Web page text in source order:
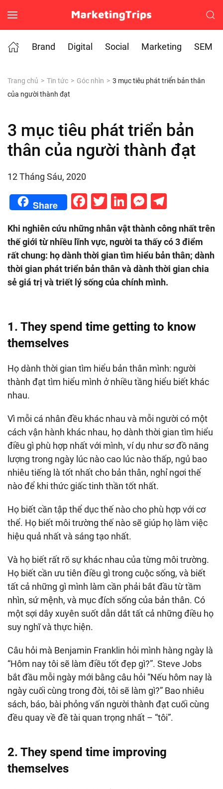
Skip to main content
Brand
Digital Social Marketing SEM
Trang chủ Tin tức Góc nhìn
3 mục tiêu phát triển bản thân
của người thành đạt
3 mục tiêu phát triển bản
thân của người thành đạt
12 Tháng Sáu, 2020
Share Facebook
Twitter
LinkedIn
Khi nghiên cứu những nhân vật thành công nhất trên
thế giới từ nhiều lĩnh vực, người ta thấy có 3 điểm
rất chung: họ dành thời gian tìm hiểu bản thân; dành
thời gian phát triển bản thân và dành thời gian chia
sẻ giá trị và triết lý sống của chính mình.
1. They spend time getting to know
themselves
Họ dành thời gian tìm hiểu bản thân mình: người
thành đạt tìm hiểu mình ở nhiều tầng hiểu biết khác
nhau.
Vì mỗi cá nhân đều khác nhau và mỗi người có một
cách vận hành khác nhau, họ dành thời gian tìm hiểu
điều gì phù hợp nhất với mình, ví dụ như sơ đồ năng
lượng trong ngày lúc nào cao lúc nào thấp, ngủ bao
nhiêu tiếng là tốt nhất cho bản thân, nghỉ ngơi thế
nào để khi thức giấc tinh thần tốt nhất.
Họ biết cần tập thể dục thế nào cho phù hợp với cơ
thể. Họ biết môi trường thế nào sẽ giúp họ làm việc
hiệu quả nhất và sáng tạo nhất.
Và họ biết rất rõ sự khác nhau của từng môi trường.
Họ biết cần ưu tiên điều gì trong cuộc sống, và biết
tất cả những gì mình làm cần phải bắt đầu từ tầm
nhìn, sứ mệnh, và mục đích sống của bản thân. Có
một sợi dây xuyên suốt dẫn dắt tất cả những điều họ
suy nghĩ và thực hiện.
Câu hỏi mà Benjamin Franklin hỏi mình hàng ngày là
“Hôm nay tôi sẽ làm điều tốt đẹp gì?”. Steve Jobs
bắt đầu mỗi ngày mới bằng câu hỏi “Nếu hôm nay là
ngày cuối cùng trong đời, tôi sẽ làm gì?” Bao nhiêu
sách, báo, bài phỏng vấn người thành đạt cuối cùng
đều quay về đề tài quan trọng nhất – “tôi”.
2. They spend time improving
themselves